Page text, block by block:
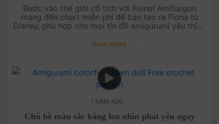
Bước vào thế giới cổ tích với Fiona! AmiSaigon
mang đến chart miễn phí để bạn tạo ra Fiona từ
Disney, phù hợp cho mọi tín đồ amigurumi yêu thích
tích của riêng bạn! ....
READ MORE
1 NĂM AGO
Chú hề màu sắc bằng len nhìn phát yêu ngay